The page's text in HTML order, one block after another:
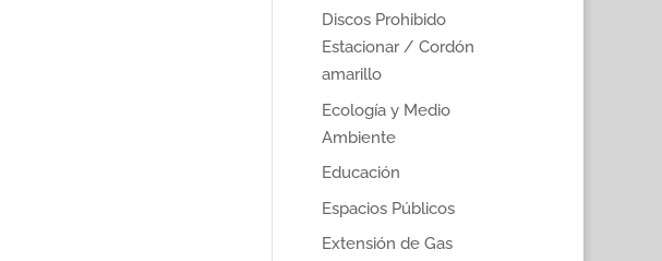
Discos Prohibido
Estacionar / Cordón
amarillo
Ecología y Medio
Ambiente
Educación
Espacios Públicos
Extensión de Gas